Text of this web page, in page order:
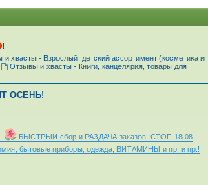
!
и хвасты - Взрослый, детский ассортимент (косметика и
Отзывы и хвасты - Книги, канцелярия, товары для
ОСЕНЬ!
БЫСТРЫЙ сбор и РАЗДАЧА заказов! СТОП 18.08
бытовые приборы, одежда, ВИТАМИНЫ и пр. и пр.!